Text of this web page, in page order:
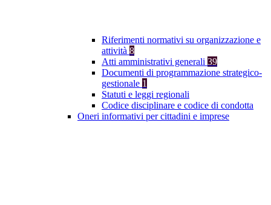
Riferimenti normativi su organizzazione e
attività 8
Atti amministrativi generali 39
Documenti di programmazione strategico-
gestionale 1
Statuti e leggi regionali
Codice disciplinare e codice di condotta
Oneri informativi per cittadini e imprese